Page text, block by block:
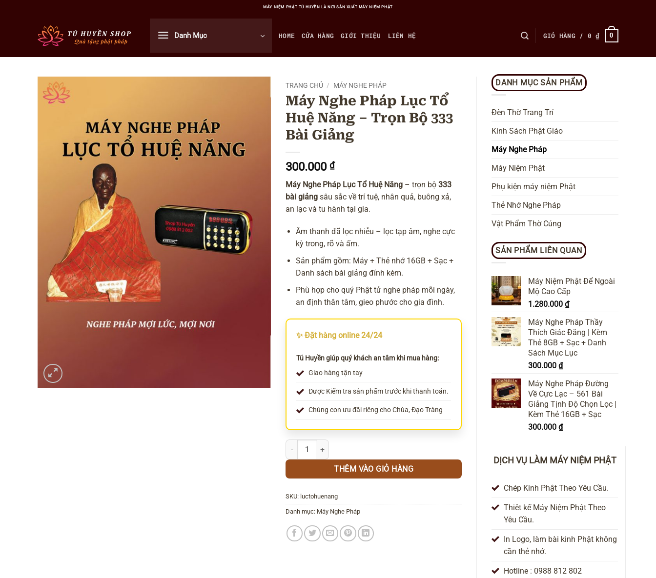
MÁY NIỆM PHẬT TÚ HUYỀN LÀ NƠI SẢN XUẤT MÁY NIỆM PHẬT
Danh Mục HOME CỬA HÀNG GIỚI THIỆU LIÊN HỆ GIỎ HÀNG / 0₫ 0
TRANG CHỦ / MÁY NGHE PHÁP
Máy Nghe Pháp Lục Tổ
Huệ Năng – Trọn Bộ 333
Bài Giảng
300.000₫
Máy Nghe Pháp Lục Tổ Huệ Năng – trọn bộ333
bài giảng sâu sắc về trí tuệ, nhân quả, buông xả,
an lạc và tu hành tại gia.
Âm thanh đã lọc nhiễu – lọc tạp âm, nghe cực
kỳ trong, rõ và ấm.
Sản phẩm gồm: Máy + Thẻ nhớ 16GB + Sạc +
Danh sách bài giảng đính kèm.
Phù hợp cho quý Phật tử nghe pháp mỗi ngày,
an định thân tâm, gieo phước cho gia đình.
✨ Đặt hàng online 24/24
Tú Huyền giúp quý khách an tâm khi mua hàng:
Giao hàng tận tay
Được Kiểm tra sản phẩm trước khi thanh toán.
Chúng con ưu đãi riêng cho Chùa, Đạo Tràng
Máy Nghe Pháp Lục Tổ Huệ Năng – Trọn Bộ 333 Bài Giảng số lượng
THÊM VÀO GIỎ HÀNG
SKU: luctohuenang
Danh mục: Máy Nghe Pháp
DANH MỤC SẢN PHẨM
Đèn Thờ Trang Trí
Kinh Sách Phật Giáo
Máy Nghe Pháp
Máy Niệm Phật
Phụ kiện máy niệm Phật
Thẻ Nhớ Nghe Pháp
Vật Phẩm Thờ Cúng
SẢN PHẨM LIÊN QUAN
Máy Niệm Phật Để Ngoài
Mộ Cao Cấp
1.280.000 ₫
Máy Nghe Pháp Thầy
Thích Giác Đăng | Kèm
Thẻ 8GB + Sạc + Danh
Sách Mục Lục
300.000 ₫
Máy Nghe Pháp Đường
Về Cực Lạc – 561 Bài
Giảng Tịnh Độ Chọn Lọc |
Kèm Thẻ 16GB + Sạc
300.000 ₫
DỊCH VỤ LÀM MÁY NIỆM PHẬT
Chép Kinh Phật Theo Yêu Cầu.
Thiêt kế Máy Niệm Phật Theo
Yêu Cầu.
In Logo, làm bài kinh Phật không
cần thẻ nhớ.
Hotline : 0988 812 802